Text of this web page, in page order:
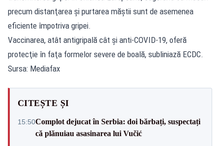
precum distanţarea şi purtarea măştii sunt de asemenea
eficiente împotriva gripei.
Vaccinarea, atât antigripală cât şi anti-COVID-19, oferă
protecţie în faţa formelor severe de boală, subliniază ECDC.
Sursa: Mediafax
CITEȘTE ȘI
15:50Complot dejucat în Serbia: doi bărbați, suspectați
că plănuiau asasinarea lui Vučić